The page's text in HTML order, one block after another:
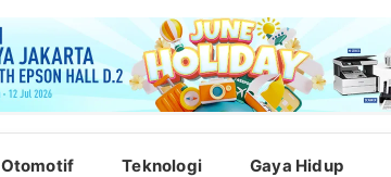
Otomotif Teknologi Gaya Hidup